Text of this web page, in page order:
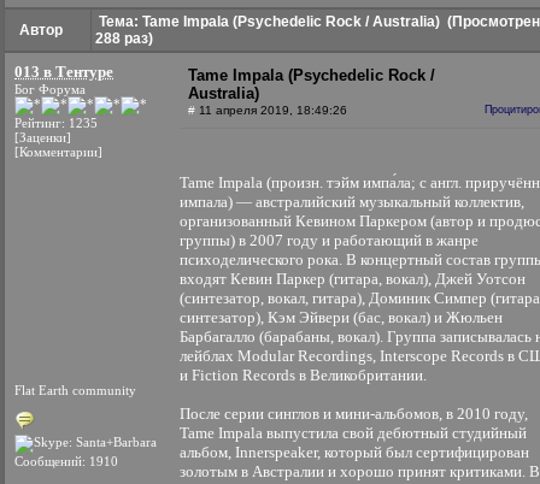
Автор Тема: Tame Impala (Psychedelic Rock / Australia)
288 раз)
013 в Тентуре
Бог Форума
Рейтинг: 1235
[Заценки]
[Комментарии]
Flat Earth community
Сообщений: 1910
Tame Impala (Psychedelic Rock /
Australia)
# 11 апреля 2019, 18:49:26
Tame Impala (произн. тэйм импа́ла; с англ.
импала) — австралийский музыкальный коллектив,
организованный Кевином Паркером (автор и
группы) в 2007 году и работающий в жанре
психоделического рока. В концертный состав
входят Кевин Паркер (гитара, вокал), Джей Уотсон
(синтезатор, вокал, гитара), Доминик Симпер
синтезатор), Кэм Эйвери (бас, вокал) и Жюльен
Барбагалло (барабаны, вокал). Группа записывалась
лейблах Modular Recordings, Interscope Records в
и Fiction Records в Великобритании.
После серии синглов и мини-альбомов, в 2010 году,
Tame Impala выпустила свой дебютный студийный
альбом, Innerspeaker, который был сертифицирован
золотым в Австралии и хорошо принят критиками. В